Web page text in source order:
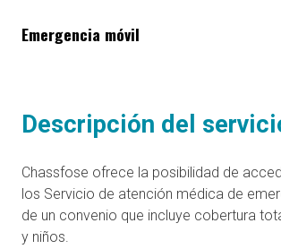
Emergencia móvil
Descripción del
Chassfose ofrece la posibilidad de
los Servicio de atención médica de
de un convenio que incluye cobertura
y niños.